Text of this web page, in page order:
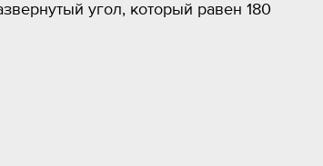
угол, который равен 180